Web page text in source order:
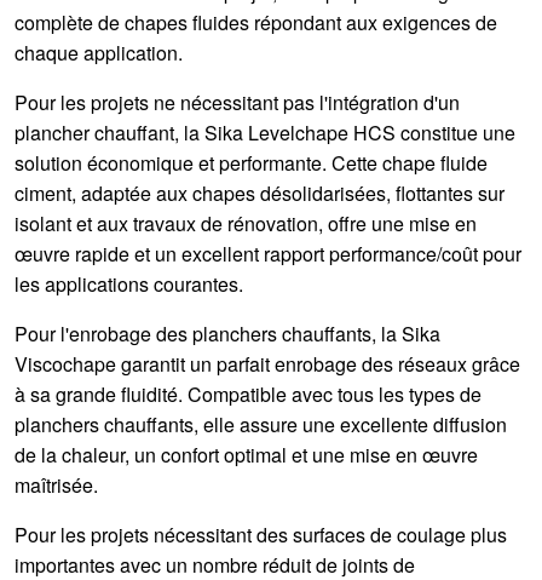
complète de chapes fluides répondant aux exigences de
chaque application.
Pour les projets ne nécessitant pas l'intégration d'un
plancher chauffant, laSika Levelchape HCS constitue une
solution économique et performante. Cette chape fluide
ciment, adaptée aux chapes désolidarisées, flottantes sur
isolant et aux travaux de rénovation, offre une mise en
œuvre rapide et un excellent rapport performance/coût pour
les applications courantes.
Pour l'enrobage des planchers chauffants, laSika
Viscochapegarantit un parfait enrobage des réseaux grâce
à sa grande fluidité. Compatible avec tous les types de
planchers chauffants, elle assure une excellente diffusion
de la chaleur, un confort optimal et une mise en œuvre
maîtrisée.
Pour les projets nécessitant des surfaces de coulage plus
importantes avec un nombre réduit de joints de